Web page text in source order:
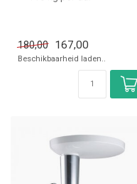
180,00
167,00
Beschikbaarheid laden..